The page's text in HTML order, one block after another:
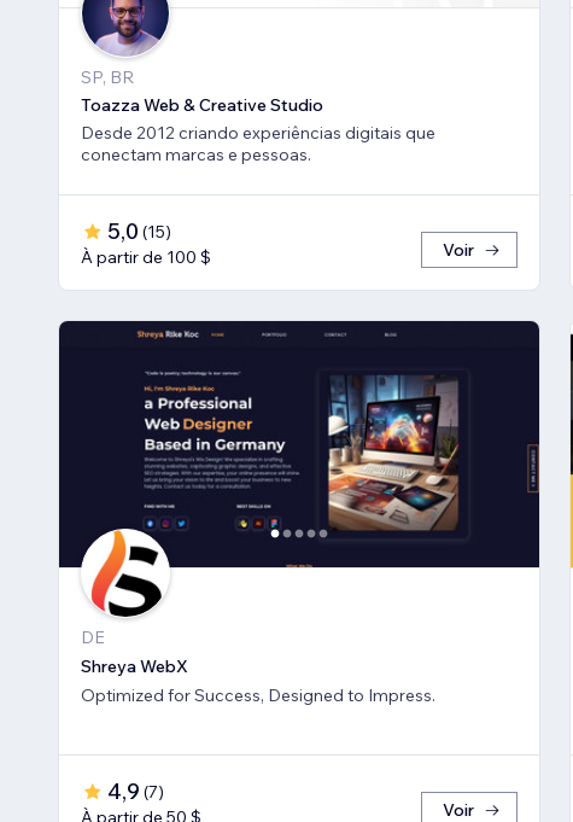
SP, BR
Toazza Web & Creative Studio
Desde 2012 criando experiências digitais que
conectam marcas e pessoas.
5,0 (15)
À partir de 100 $
Voir
DE
Shreya WebX
Optimized for Success, Designed to Impress.
4,9 (7)
À partir de 50 $
Voir